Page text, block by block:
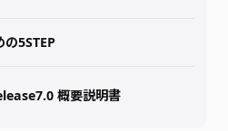
5STEP
概要説明書